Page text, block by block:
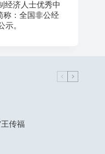
经济人士优秀中
称：全国非公经
示。
传福